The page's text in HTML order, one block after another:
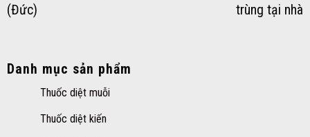
(Đức)
trùng tại nhà
Danh mục sản phẩm
Thuốc diệt muỗi
Thuốc diệt kiến